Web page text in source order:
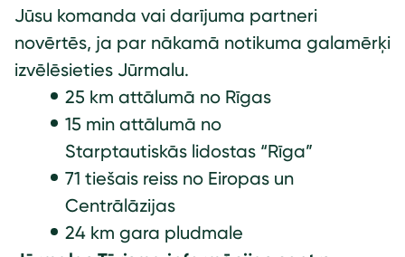
Jūsu komanda vai darījuma partneri
novērtēs, ja par nākamā notikuma galamērķi
izvēlēsieties Jūrmalu.
25 km attālumā no Rīgas
15 min attālumā no
Starptautiskās lidostas “Rīga”
71 tiešais reiss no Eiropas un
Centrālāzijas
24 km gara pludmale